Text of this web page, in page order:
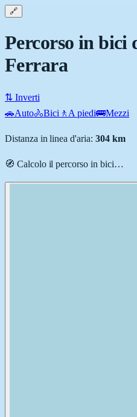
🔗
Percorso in bici
Ferrara
⇅ Inverti
🚗Auto🚴Bici 🚶 A piedi🚌Mezzi
Distanza in linea d'aria: 304km
🧭 Calcolo il percorso in bici…